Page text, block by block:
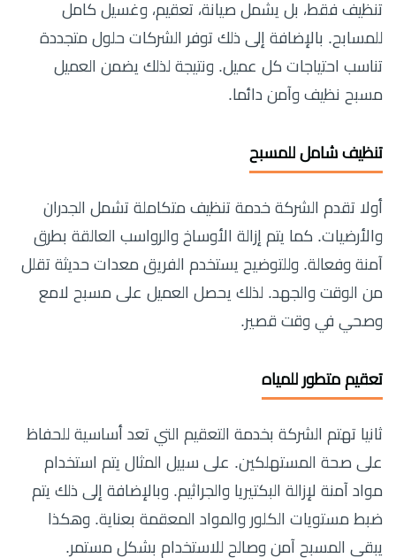
تنظيف فقط، بل يشمل صيانة، تعقيم، وغسيل كامل
للمسابح. بالإضافة إلى ذلك توفر الشركات حلول متجددة
تناسب احتياجات كل عميل. ونتيجة لذلك يضمن العميل
مسبح نظيف وآمن دائما.
تنظيف شامل للمسبح
أولا تقدم الشركة خدمة تنظيف متكاملة تشمل الجدران
والأرضيات. كما يتم إزالة الأوساخ والرواسب العالقة بطرق
آمنة وفعالة. وللتوضيح يستخدم الفريق معدات حديثة تقلل
من الوقت والجهد. لذلك يحصل العميل على مسبح لامع
وصحي في وقت قصير.
تعقيم متطور للمياه
ثانيا تهتم الشركة بخدمة التعقيم التي تعد أساسية للحفاظ
على صحة المستهلكين. على سبيل المثال يتم استخدام
مواد آمنة لإزالة البكتيريا والجراثيم. وبالإضافة إلى ذلك يتم
ضبط مستويات الكلور والمواد المعقمة بعناية. وهكذا
يبقى المسبح آمن وصالح للاستخدام بشكل مستمر.